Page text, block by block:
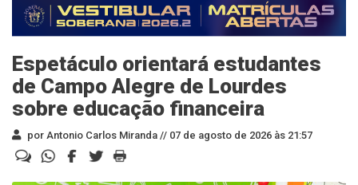
Espetáculo orientará estudantes
de Campo Alegre de Lourdes
sobre educação financeira
por Antonio Carlos Miranda // 07 de agosto de 2026 às 21:57